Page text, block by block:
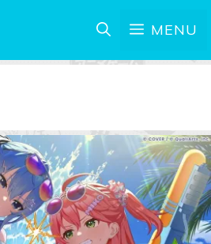
MENU